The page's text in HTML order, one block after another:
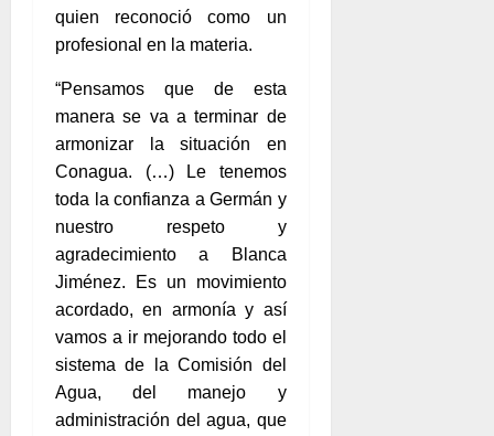
quien reconoció como un
profesional en la materia.
“Pensamos que de esta
manera se va a terminar de
armonizar la situación en
Conagua. (…) Le tenemos
toda la confianza a Germán y
nuestro respeto y
agradecimiento a Blanca
Jiménez. Es un movimiento
acordado, en armonía y así
vamos a ir mejorando todo el
sistema de la Comisión del
Agua, del manejo y
administración del agua, que